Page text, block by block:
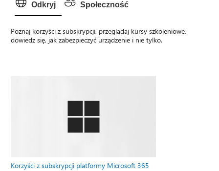
Odkryj Społeczność
Poznaj korzyści z subskrypcji, przeglądaj kursy szkoleniowe,
dowiedz się, jak zabezpieczyć urządzenie i nie tylko.
Korzyści z subskrypcji platformy Microsoft 365